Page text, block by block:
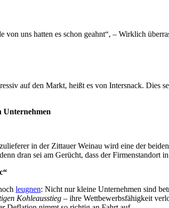
von uns hatten es schon geahnt“, – Wirklich
auf den Markt, heißt es von Intersnack.
Unternehmen
in der Zittauer Weinau wird eine der
dran sei am Gerücht, dass der Firmenstandort
leugnen: Nicht nur kleine Unternehmen sind
Kohleausstieg – ihre Wettbewerbsfähigkeit